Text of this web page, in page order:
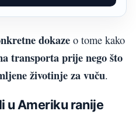
dokaze o tome kako
transporta prije nego što
životinje za vuču.
u Ameriku ranije